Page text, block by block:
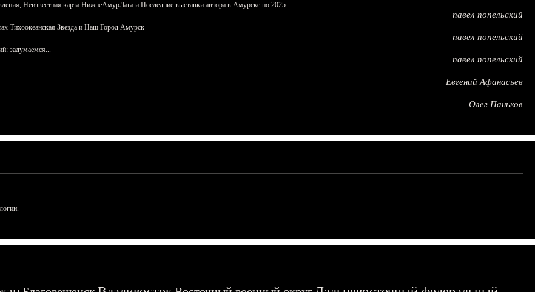
Неизвестная карта НижнеАмурЛага и Последние выставки автора в Амурске по 2025
павел попельский
Тихоокеанская Звезда и Наш Город Амурск
павел попельский
задумаемся...
павел попельский
Евгений Афанасьев
Олег Паньков